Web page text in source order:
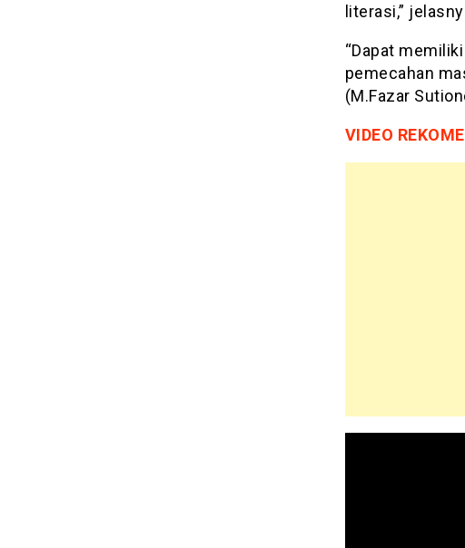
literasi,”
“Dapat
pemecahan
(M.Fazar
VIDEO